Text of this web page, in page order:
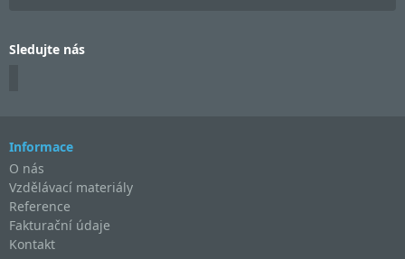
Sledujte nás
Informace
O nás
Vzdělávací materiály
Reference
Fakturační údaje
Kontakt